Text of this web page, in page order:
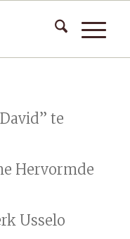
te
Hervormde
Usselo